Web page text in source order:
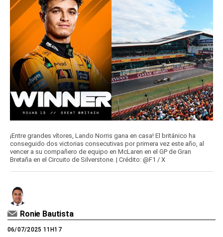
¡Entre grandes vítores, Lando Norris gana en casa! El británico ha
conseguido dos victorias consecutivas por primera vez este año, al
vencer a su compañero de equipo en McLaren en el GP de Gran
Bretaña en el Circuito de Silverstone. | Crédito: @F1 / X
Ronie Bautista
06/07/2025 11H17